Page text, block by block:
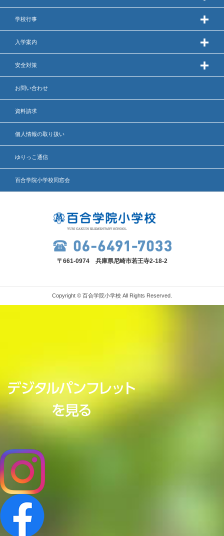
学校行事
入学案内
安全対策
お問い合わせ
資料請求
個人情報の取り扱い
ゆりっこ通信
百合学院小学校同窓会
〒661-0974 兵庫県尼崎市若王寺2-18-2
Copyright © 百合学院小学校 All Rights Reserved.